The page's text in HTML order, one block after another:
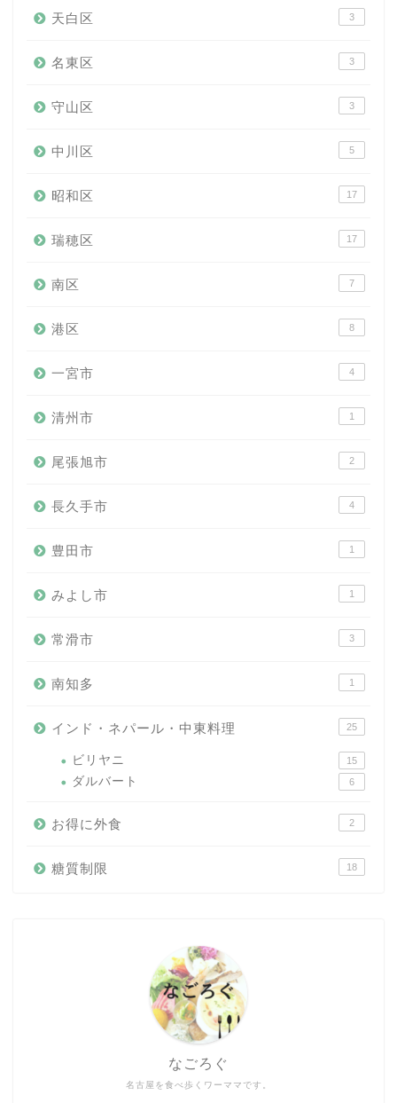
天白区 3
名東区 3
守山区 3
中川区 5
昭和区 17
瑞穂区 17
南区 7
港区 8
一宮市 4
清州市 1
尾張旭市 2
長久手市 4
豊田市 1
みよし市 1
常滑市 3
南知多 1
インド・ネパール・中東料理 25
ビリヤニ 15
ダルバート 6
お得に外食 2
糖質制限 18
名古屋を食べ歩くワーママです。
なごろぐ